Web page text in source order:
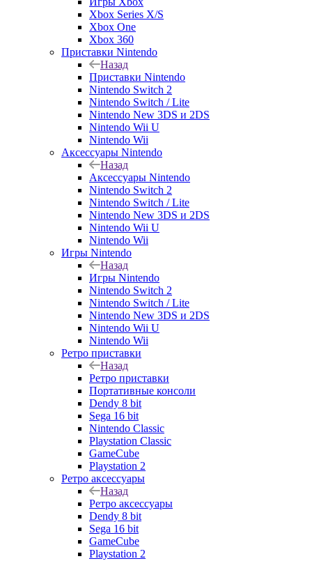
Xbox Series X/S
Xbox One
Xbox 360
Приставки Nintendo
Назад
Приставки Nintendo
Nintendo Switch 2
Nintendo Switch / Lite
Nintendo New 3DS и 2DS
Nintendo Wii U
Nintendo Wii
Аксессуары Nintendo
Назад
Аксессуары Nintendo
Nintendo Switch 2
Nintendo Switch / Lite
Nintendo New 3DS и 2DS
Nintendo Wii U
Nintendo Wii
Игры Nintendo
Назад
Игры Nintendo
Nintendo Switch 2
Nintendo Switch / Lite
Nintendo New 3DS и 2DS
Nintendo Wii U
Nintendo Wii
Ретро приставки
Назад
Ретро приставки
Портативные консоли
Dendy 8 bit
Sega 16 bit
Nintendo Classic
Playstation Classic
GameCube
Playstation 2
Ретро аксессуары
Назад
Ретро аксессуары
Dendy 8 bit
Sega 16 bit
GameCube
Playstation 2